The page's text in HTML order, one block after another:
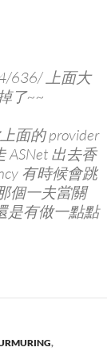
636/ 上面大
了~~
面的 provider
ASNet 出去香
有時候會跳
個一夫當關
是有做一點點
,